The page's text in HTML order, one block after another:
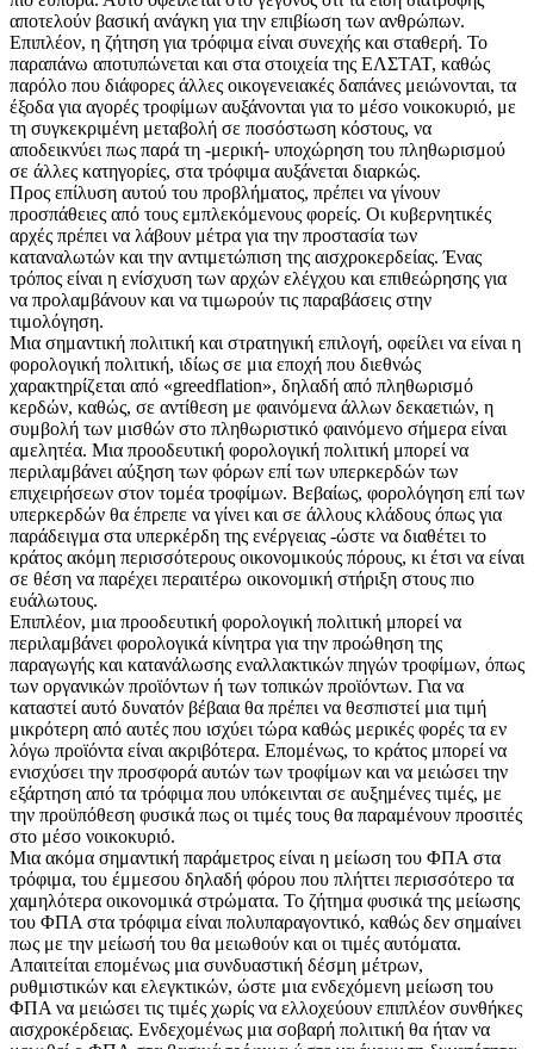
αποτελούν βασική ανάγκη για την επιβίωση των ανθρώπων.
Επιπλέον, η ζήτηση για τρόφιμα είναι συνεχής και σταθερή. Το
παραπάνω αποτυπώνεται και στα στοιχεία της ΕΛΣΤΑΤ, καθώς
παρόλο που διάφορες άλλες οικογενειακές δαπάνες μειώνονται, τα
έξοδα για αγορές τροφίμων αυξάνονται για το μέσο νοικοκυριό, με
τη συγκεκριμένη μεταβολή σε ποσόστωση κόστους, να
αποδεικνύει πως παρά τη -μερική- υποχώρηση του πληθωρισμού
σε άλλες κατηγορίες, στα τρόφιμα αυξάνεται διαρκώς.
Προς επίλυση αυτού του προβλήματος, πρέπει να γίνουν
προσπάθειες από τους εμπλεκόμενους φορείς. Οι κυβερνητικές
αρχές πρέπει να λάβουν μέτρα για την προστασία των
καταναλωτών και την αντιμετώπιση της αισχροκερδείας. Ένας
τρόπος είναι η ενίσχυση των αρχών ελέγχου και επιθεώρησης για
να προλαμβάνουν και να τιμωρούν τις παραβάσεις στην
τιμολόγηση.
Μια σημαντική πολιτική και στρατηγική επιλογή, οφείλει να είναι η
φορολογική πολιτική, ιδίως σε μια εποχή που διεθνώς
χαρακτηρίζεται από «greedflation», δηλαδή από πληθωρισμό
κερδών, καθώς, σε αντίθεση με φαινόμενα άλλων δεκαετιών, η
συμβολή των μισθών στο πληθωριστικό φαινόμενο σήμερα είναι
αμελητέα. Μια προοδευτική φορολογική πολιτική μπορεί να
περιλαμβάνει αύξηση των φόρων επί των υπερκερδών των
επιχειρήσεων στον τομέα τροφίμων. Βεβαίως, φορολόγηση επί των
υπερκερδών θα έπρεπε να γίνει και σε άλλους κλάδους όπως για
παράδειγμα στα υπερκέρδη της ενέργειας -ώστε να διαθέτει το
κράτος ακόμη περισσότερους οικονομικούς πόρους, κι έτσι να είναι
σε θέση να παρέχει περαιτέρω οικονομική στήριξη στους πιο
ευάλωτους.
Επιπλέον, μια προοδευτική φορολογική πολιτική μπορεί να
περιλαμβάνει φορολογικά κίνητρα για την προώθηση της
παραγωγής και κατανάλωσης εναλλακτικών πηγών τροφίμων, όπως
των οργανικών προϊόντων ή των τοπικών προϊόντων. Για να
καταστεί αυτό δυνατόν βέβαια θα πρέπει να θεσπιστεί μια τιμή
μικρότερη από αυτές που ισχύει τώρα καθώς μερικές φορές τα εν
λόγω προϊόντα είναι ακριβότερα. Επομένως, το κράτος μπορεί να
ενισχύσει την προσφορά αυτών των τροφίμων και να μειώσει την
εξάρτηση από τα τρόφιμα που υπόκεινται σε αυξημένες τιμές, με
την προϋπόθεση φυσικά πως οι τιμές τους θα παραμένουν προσιτές
στο μέσο νοικοκυριό.
Μια ακόμα σημαντική παράμετρος είναι η μείωση του ΦΠΑ στα
τρόφιμα, του έμμεσου δηλαδή φόρου που πλήττει περισσότερο τα
χαμηλότερα οικονομικά στρώματα. Το ζήτημα φυσικά της μείωσης
του ΦΠΑ στα τρόφιμα είναι πολυπαραγοντικό, καθώς δεν σημαίνει
πως με την μείωσή του θα μειωθούν και οι τιμές αυτόματα.
Απαιτείται επομένως μια συνδυαστική δέσμη μέτρων,
ρυθμιστικών και ελεγκτικών, ώστε μια ενδεχόμενη μείωση του
ΦΠΑ να μειώσει τις τιμές χωρίς να ελλοχεύουν επιπλέον συνθήκες
αισχροκέρδειας. Ενδεχομένως μια σοβαρή πολιτική θα ήταν να